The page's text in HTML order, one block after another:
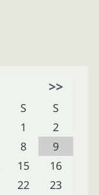
>>
S
S
1
2
8
9
15
16
22
23